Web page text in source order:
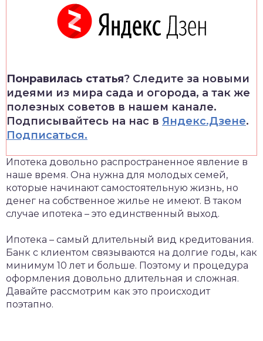
Понравилась статья? Следите за новыми
идеями из мира сада и огорода, а так же
полезных советов в нашем канале.
Подписывайтесь на нас в Яндекс.Дзене.
Подписаться.
Ипотека довольно распространенное явление в
наше время. Она нужна для молодых семей,
которые начинают самостоятельную жизнь, но
денег на собственное жилье не имеют. В таком
случае ипотека – это единственный выход.
Ипотека – самый длительный вид кредитования.
Банк с клиентом связываются на долгие годы, как
минимум 10 лет и больше. Поэтому и процедура
оформления довольно длительная и сложная.
Давайте рассмотрим как это происходит
поэтапно.